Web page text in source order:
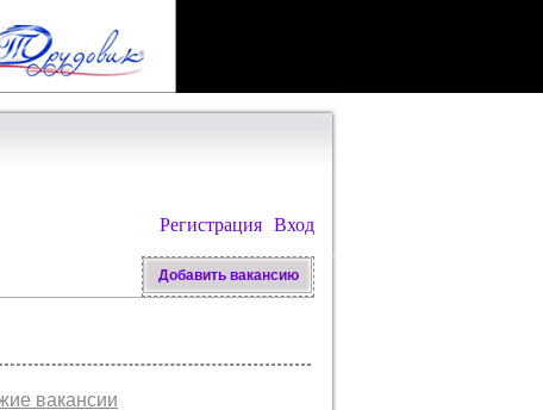
Добавить вакансию
Вход
Регистрация
вакансии